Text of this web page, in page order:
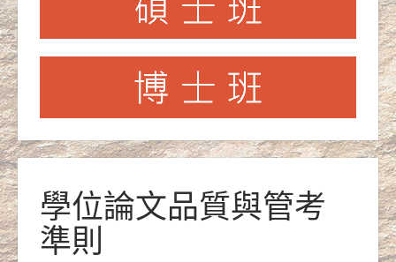
學位論文品質與管考
準則